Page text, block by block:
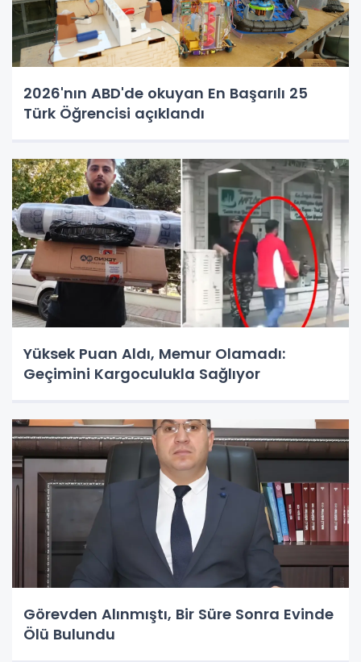
2026'nın ABD'de okuyan En Başarılı 25
Türk Öğrencisi açıklandı
Yüksek Puan Aldı, Memur Olamadı:
Geçimini Kargoculukla Sağlıyor
Görevden Alınmıştı, Bir Süre Sonra Evinde
Ölü Bulundu